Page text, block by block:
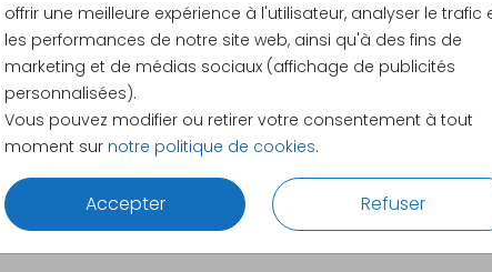
offrir une meilleure expérience à l'utilisateur, analyser le trafic
les performances de notre site web, ainsi qu'à des fins de
marketing et de médias sociaux (affichage de publicités
personnalisées).
Vous pouvez modifier ou retirer votre consentement à tout
moment sur notre politique de cookies.
Accepter Refuser